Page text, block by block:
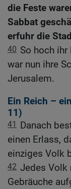
die Feste
Sabbat
erfuhr die
40 So hoch
war nun ihre
Jerusalem.
Ein Reich –
11)
41 Danach
einen Erlass,
einziges Volk
42 Jedes Volk
Gebräuche